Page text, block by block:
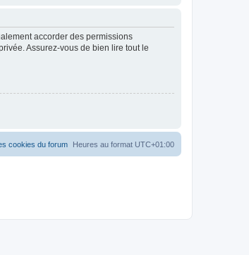
accorder des permissions
Assurez-vous de bien lire tout le
Heures au format UTC+01:00
cookies du forum